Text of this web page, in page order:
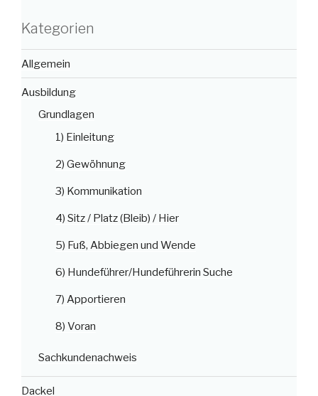
Kategorien
Allgemein
Ausbildung
Grundlagen
1) Einleitung
2) Gewöhnung
3) Kommunikation
4) Sitz / Platz (Bleib) / Hier
5) Fuß, Abbiegen und Wende
6) Hundeführer/Hundeführerin Suche
7) Apportieren
8) Voran
Sachkundenachweis
Dackel